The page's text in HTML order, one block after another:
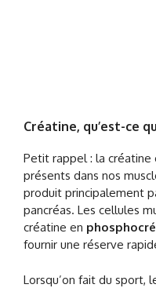
Créatine, qu’est-ce
Petit rappel : la créatine
présents dans nos
produit principalement
pancréas. Les cellules
créatine en
fournir une réserve
Lorsqu’on fait du sport,